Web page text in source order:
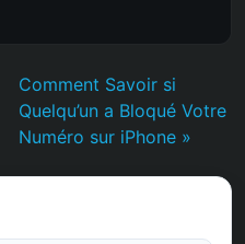
Comment Savoir si
Quelqu’un a Bloqué Votre
Numéro sur iPhone »